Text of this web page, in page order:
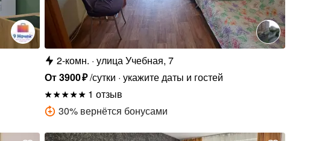
2-комн. улица Учебная, 7
От3900₽/сутки укажите даты и гостей
1 отзыв
30% вернётся бонусами